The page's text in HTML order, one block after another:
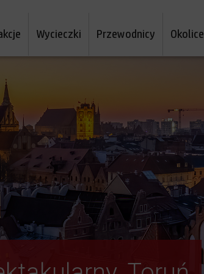
Wycieczki Przewodnicy Okolice